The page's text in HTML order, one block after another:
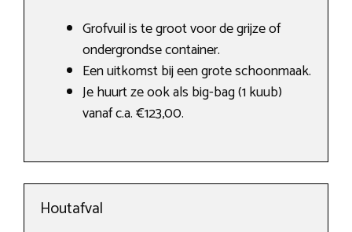
Grofvuil is te groot voor de grijze of
ondergrondse container.
Een uitkomst bij een grote schoonmaak.
Je huurt ze ook als big-bag (1 kuub)
vanaf c.a. €123,00.
Houtafval